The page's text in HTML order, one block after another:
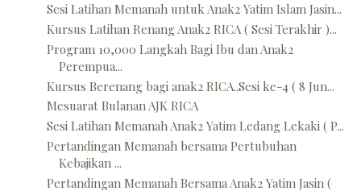
Sesi Latihan Memanah untuk Anak2 Yatim Islam Jasin...
Kursus Latihan Renang Anak2 RICA ( Sesi Terakhir )...
Program 10,000 Langkah Bagi Ibu dan Anak2
Perempua...
Kursus Berenang bagi anak2 RICA..Sesi ke-4 ( 8 Jun...
Mesuarat Bulanan AJK RICA
Sesi Latihan Memanah Anak2 Yatim Ledang Lekaki ( P...
Pertandingan Memanah bersama Pertubuhan
Kebajikan ...
Pertandingan Memanah Bersama Anak2 Yatim Jasin (